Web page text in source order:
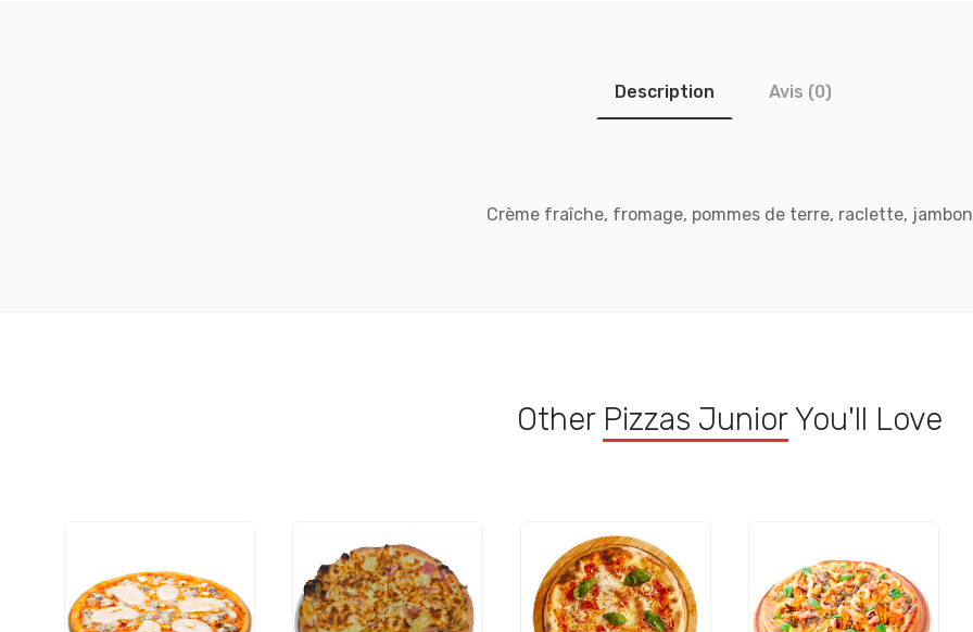
Description Avis (0)
Crème fraîche, fromage, pommes de terre, raclette, jambon
Other Pizzas Junior You'll Love